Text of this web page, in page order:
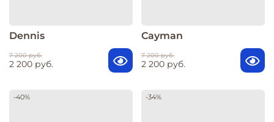
Dennis
7 200 руб.
2 200 руб.
Cayman
7 200 руб.
2 200 руб.
-40% -34%